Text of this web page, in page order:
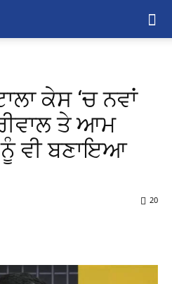
ਕੇਸ ‘ਚ ਨਵਾਂ
ਤੇ ਆਮ
ਵੀ ਬਣਾਇਆ
20